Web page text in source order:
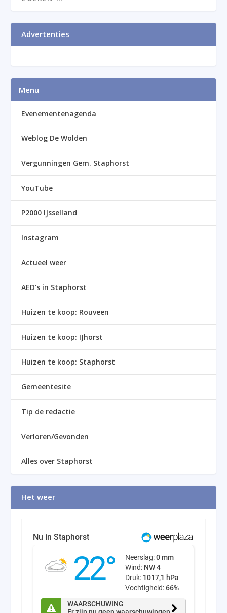
Advertenties
Menu
Evenementenagenda
Weblog De Wolden
Vergunningen Gem. Staphorst
YouTube
P2000 IJsselland
Instagram
Actueel weer
AED’s in Staphorst
Huizen te koop: Rouveen
Huizen te koop: IJhorst
Huizen te koop: Staphorst
Gemeentesite
Tip de redactie
Verloren/Gevonden
Alles over Staphorst
Het weer